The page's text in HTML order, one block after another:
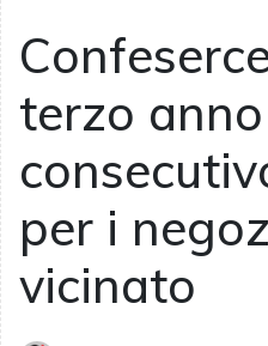
terzo anno
per i
vicinato